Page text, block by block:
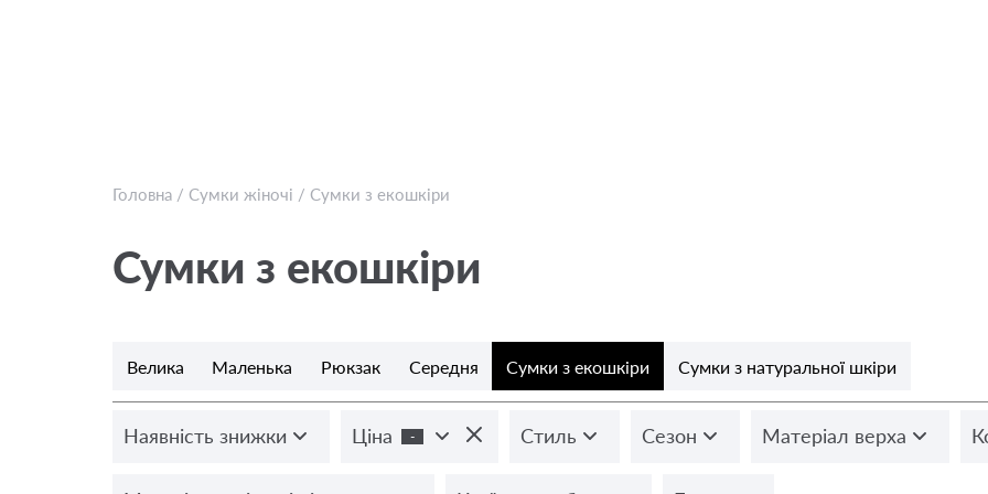
Головна / Сумки жіночі / Сумки з екошкіри
Сумки з екошкіри
Велика Маленька Рюкзак Середня Сумки з екошкіри Сумки з натуральної шкіри
Наявність знижки Ціна - Стиль Сезон Матеріал верха